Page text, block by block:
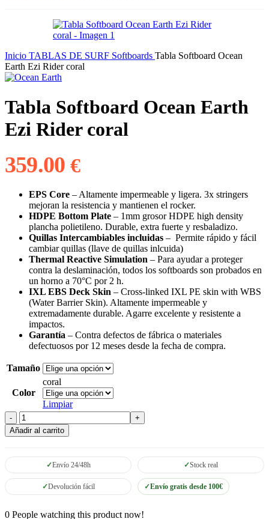
Inicio TABLAS DE SURF Softboards Tabla Softboard Ocean
Earth Ezi Rider coral
Tabla Softboard Ocean Earth
Ezi Rider coral
359.00€
EPS Core – Altamente impermeable y ligera. 3x stringers
mejoran la resistencia y mantienen el rocker.
HDPE Bottom Plate – 1mm grosor HDPE high density
plancha polietileno. Durable, extra fuerte y resbaladizo.
Quillas Intercambiables incluidas – Permite rápido y fácil
cambiar quillas (llave de quillas inlcuida)
Thermal Reactive Simulation – Para ayudar a proteger
contra la deslaminación, todos los softboards son probados en
un horno a 70°C por 2 h.
IXL EBS Deck Skin – Cross-linked IXL PE skin with WBS
(Water Barrier Skin). Altamente impermeable y
extremadamente durable. Agarre excelente y resistente a
impactos.
Garantía – Contra defectos de fábrica o materiales
defectuosos por 12 meses desde la fecha de compra.
Tamaño
Color
coral
Limpiar
Tabla
Softboard
Ocean
Ezi
coral
cantidad
Añadir al carrito
Envío 24/48h Stock real
Devolución fácil Envío gratis desde 100€
0 People watching this product now!